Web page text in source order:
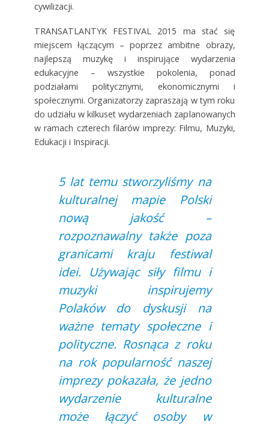
cywilizacji.
TRANSATLANTYK FESTIVAL 2015 ma stać się
miejscem łączącym – poprzez ambitne obrazy,
najlepszą muzykę i inspirujące wydarzenia
edukacyjne – wszystkie pokolenia, ponad
podziałami politycznymi, ekonomicznymi i
społecznymi. Organizatorzy zapraszają w tym roku
do udziału w kilkuset wydarzeniach zaplanowanych
w ramach czterech filarów imprezy: Filmu, Muzyki,
Edukacji i Inspiracji.
5 lat temu stworzyliśmy na
kulturalnej mapie Polski
nową jakość –
rozpoznawalny także poza
granicami kraju festiwal
idei. Używając siły filmu i
muzyki inspirujemy
Polaków do dyskusji na
ważne tematy społeczne i
polityczne. Rosnąca z roku
na rok popularność naszej
imprezy pokazała, że jedno
wydarzenie kulturalne
może łączyć osoby w